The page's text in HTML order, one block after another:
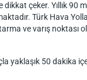
çeker. Yıllık 90
Türk Hava
ve varış noktası
yaklaşık 50 dakika